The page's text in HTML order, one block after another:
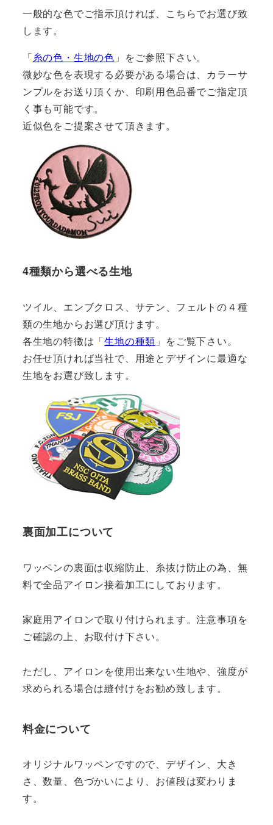
一般的な色でご指示頂ければ、こちらでお選び致
します。
「糸の色・生地の色 」をご参照下さい。
微妙な色を表現する必要がある場合は、カラーサ
ンプルをお送り頂くか、印刷用色品番でご指定頂
く事も可能です。
近似色をご提案させて頂きます。
4種類から選べる生地
ツイル、エンブクロス、サテン、フェルトの４種
類の生地からお選び頂けます。
各生地の特徴は「生地の種類 」をご覧下さい。
お任せ頂ければ当社で、用途とデザインに最適な
生地をお選び致します。
裏面加工について
ワッペンの裏面は収縮防止、糸抜け防止の為、無
料で全品アイロン接着加工にしております。
家庭用アイロンで取り付けられます。注意事項を
ご確認の上、お取付け下さい。
ただし、アイロンを使用出来ない生地や、強度が
求められる場合は縫付けをお勧め致します。
料金について
オリジナルワッペンですので、デザイン、大き
さ、数量、色づかいにより、お値段は変わりま
す。